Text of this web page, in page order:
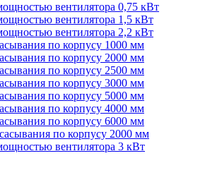
вентилятора 0,75 кВт
вентилятора 1,5 кВт
вентилятора 2,2 кВт
по корпусу 1000 мм
по корпусу 2000 мм
по корпусу 2500 мм
по корпусу 3000 мм
по корпусу 5000 мм
по корпусу 4000 мм
по корпусу 6000 мм
по корпусу 2000 мм
вентилятора 3 кВт